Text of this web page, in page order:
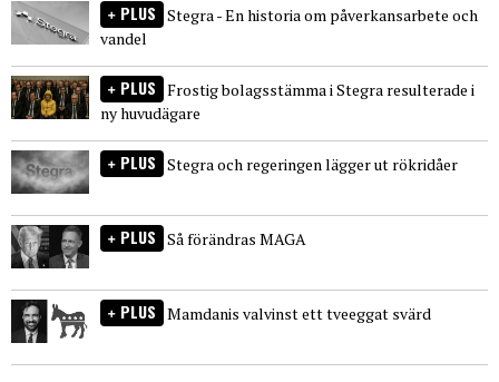
PLUS Stegra - En historia om påverkansarbete och
vandel
PLUS Frostig bolagsstämma i Stegra resulterade i
ny huvudägare
PLUS Stegra och regeringen lägger ut rökridåer
PLUS Så förändras MAGA
PLUS Mamdanis valvinst ett tveeggat svärd